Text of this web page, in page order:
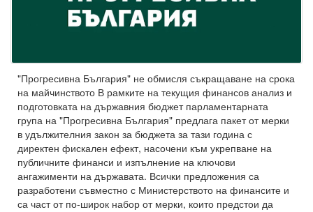
"Прогресивна България" не обмисля съкращаване на срока
на майчинството В рамките на текущия финансов анализ и
подготовката на държавния бюджет парламентарната
група на "Прогресивна България" предлага пакет от мерки
в удължителния закон за бюджета за тази година с
директен фискален ефект, насочени към укрепване на
публичните финанси и изпълнение на ключови
ангажименти на държавата. Всички предложения са
разработени съвместно с Министерството на финансите и
са част от по-широк набор от мерки, които предстои да